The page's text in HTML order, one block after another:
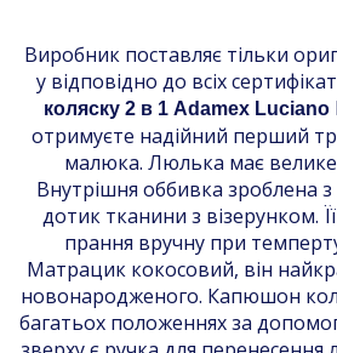
Виробник поставляє тільки
у відповідно до всіх
коляску 2 в 1 Adamex Luciano
отримуєте надійний перший
малюка. Люлька має велике
Внутрішня оббивка зроблена
дотик тканини з візерунком.
прання вручну при
Матрацик кокосовий, він
новонародженого. Капюшон
багатьох положеннях за